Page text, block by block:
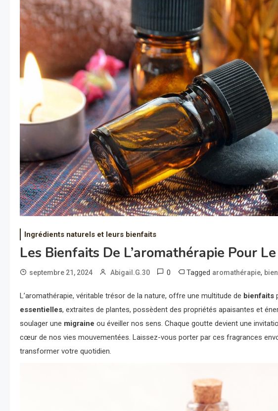
Ingrédients naturels et leurs bienfaits
Les Bienfaits De L’aromathérapie Pour
septembre 21, 2024 Abigail.G.30 0 Tagged aromathérapie,
L’aromathérapie, véritable trésor de la nature, offre une multitude de bienfaits
essentielles, extraites de plantes, possèdent des propriétés apaisantes et
soulager une migraine ou éveiller nos sens. Chaque goutte devient une
cœur de nos vies mouvementées. Laissez-vous porter par ces fragrances
transformer votre quotidien.